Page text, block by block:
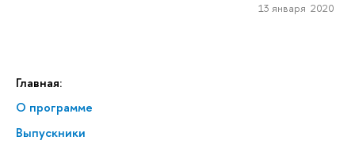
Главная:
О программе
Выпускники
13 января 2020